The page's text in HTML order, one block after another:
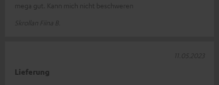
mega gut. Kann mich nicht beschweren
Skrollan Fiina B.
Lieferung
11.05.2023